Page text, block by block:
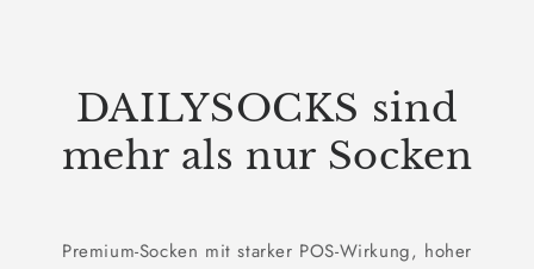
DAILYSOCKS sind
mehr als nur Socken
Premium-Socken mit starker POS-Wirkung, hoher